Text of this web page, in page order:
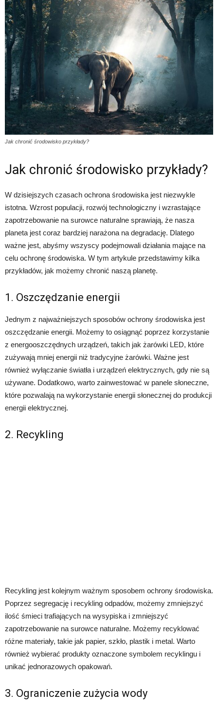
Jak chronić środowisko przykłady?
Jak chronić środowisko przykłady?
W dzisiejszych czasach ochrona środowiska jest niezwykle
istotna. Wzrost populacji, rozwój technologiczny i wzrastające
zapotrzebowanie na surowce naturalne sprawiają, że nasza
planeta jest coraz bardziej narażona na degradację. Dlatego
ważne jest, abyśmy wszyscy podejmowali działania mające na
celu ochronę środowiska. W tym artykule przedstawimy kilka
przykładów, jak możemy chronić naszą planetę.
1. Oszczędzanie energii
Jednym z najważniejszych sposobów ochrony środowiska jest
oszczędzanie energii. Możemy to osiągnąć poprzez korzystanie
z energooszczędnych urządzeń, takich jak żarówki LED, które
zużywają mniej energii niż tradycyjne żarówki. Ważne jest
również wyłączanie światła i urządzeń elektrycznych, gdy nie są
używane. Dodatkowo, warto zainwestować w panele słoneczne,
które pozwalają na wykorzystanie energii słonecznej do produkcji
energii elektrycznej.
2. Recykling
Recykling jest kolejnym ważnym sposobem ochrony środowiska.
Poprzez segregację i recykling odpadów, możemy zmniejszyć
ilość śmieci trafiających na wysypiska i zmniejszyć
zapotrzebowanie na surowce naturalne. Możemy recyklować
różne materiały, takie jak papier, szkło, plastik i metal. Warto
również wybierać produkty oznaczone symbolem recyklingu i
unikać jednorazowych opakowań.
3. Ograniczenie zużycia wody